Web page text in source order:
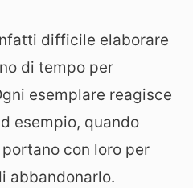
difficile elaborare
di tempo per
esemplare reagisce
esempio, quando
con loro per
abbandonarlo.